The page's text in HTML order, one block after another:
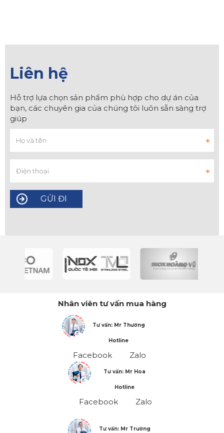
Liên hệ
Hỗ trợ lựa chọn sản phẩm phù hợp cho dự án của
bạn, các chuyên gia của chúng tôi luôn sẵn sàng trợ
giúp
Nhân viên tư vấn mua hàng
Tư vấn: Mr Thường
Hotline
Facebook Zalo
Tư vấn: Mr Hoa
Hotline
Facebook Zalo
Tư vấn: Mr Trường